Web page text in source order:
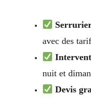
avec des
nuit et
Devis